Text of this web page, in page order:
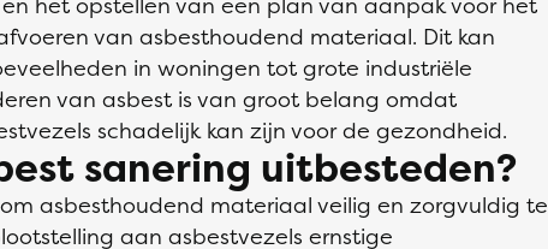
van asbesthoudend materiaal. Dit kan
in woningen tot grote industriële
van asbest is van groot belang omdat
schadelijk kan zijn voor de gezondheid.
sanering uitbesteden?
asbesthoudend materiaal veilig en zorgvuldig te
aan asbestvezels ernstige